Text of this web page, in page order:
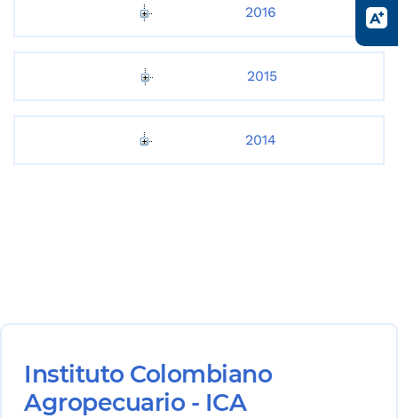
2016
2015
2014
Instituto Colombiano
Agropecuario - ICA